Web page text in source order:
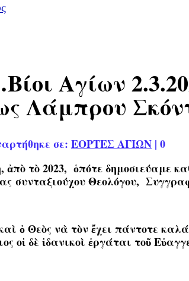
Αγίων
Λάμπρου
σε: ΕΟΡΤΕΣ ΑΓΙΩΝ | 0
ἀπὸ τὸ 2023, ὁπότε
συνταξιούχου Θεολόγου,
ὁ Θεὸς νὰ τὸν ἔχει πάντοτε
οἱ δὲ ἰδανικοὶ ἐργάται τοῦ